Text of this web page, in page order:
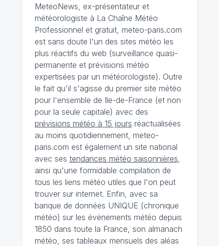
MeteoNews, ex-présentateur et
météorologiste à La Chaîne Météo
Professionnel et gratuit, meteo-paris.com
est sans doute l'un des sites météo les
plus réactifs du web (surveillance quasi-
permanente et prévisions météo
expertisées par un météorologiste). Outre
le fait qu'il s'agisse du premier site météo
pour l'ensemble de Ile-de-France (et non
pour la seule capitale) avec des
prévisions météo à 15 jours réactualisées
au moins quotidiennement, meteo-
paris.com est également un site national
avec ses tendances météo saisonnières
ainsi qu'une formidable compilation de
tous les liens météo utiles que l'on peut
trouver sur internet. Enfin, avec sa
banque de données UNIQUE (chronique
météo) sur les événements météo depuis
1850 dans toute la France, son almanach
météo, ses tableaux mensuels des aléas